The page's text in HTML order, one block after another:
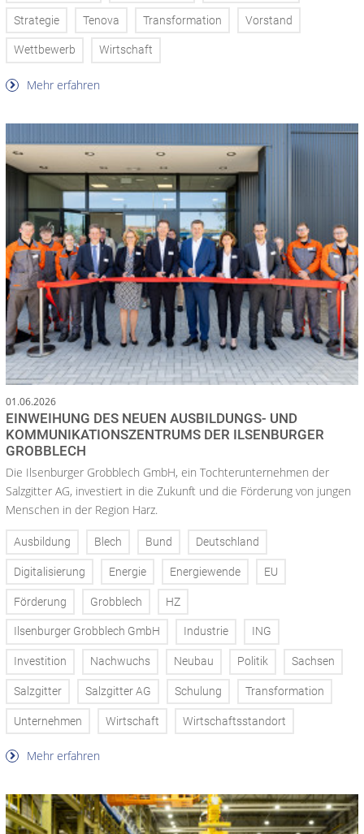
Strategie Tenova Transformation Vorstand
Wettbewerb Wirtschaft
Mehr erfahren
01.06.2026
EINWEIHUNG DES NEUEN AUSBILDUNGS- UND
KOMMUNIKATIONSZENTRUMS DER ILSENBURGER
GROBBLECH
Die Ilsenburger Grobblech GmbH, ein Tochterunternehmen der
Salzgitter AG, investiert in die Zukunft und die Förderung von jungen
Menschen in der Region Harz.
Ausbildung Blech Bund Deutschland
Digitalisierung Energie Energiewende EU
Förderung Grobblech HZ
Ilsenburger Grobblech GmbH Industrie ING
Investition Nachwuchs Neubau Politik Sachsen
Salzgitter Salzgitter AG Schulung Transformation
Unternehmen Wirtschaft Wirtschaftsstandort
Mehr erfahren